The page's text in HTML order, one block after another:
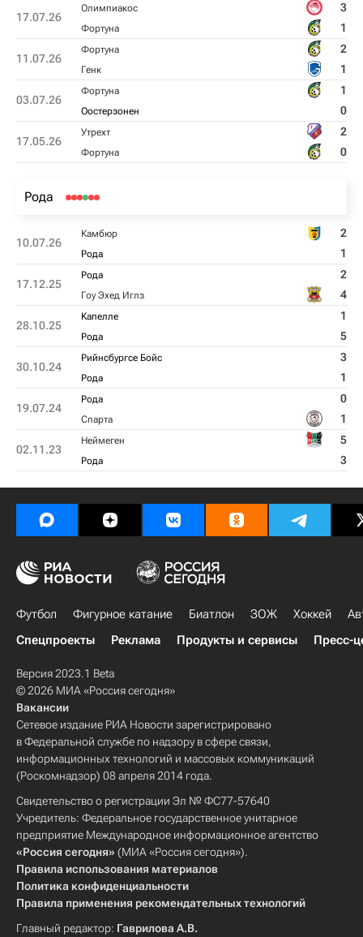
17.07.26
Олимпиакос 3
Фортуна 1
11.07.26
Фортуна 2
Генк 1
03.07.26
Фортуна 1
Оостерзонен 0
17.05.26
Утрехт 2
Фортуна 0
Рода
10.07.26
Камбюр 2
Рода 1
17.12.25
Рода 2
Гоу Эхед Иглз 4
28.10.25
Kапелле 1
Рода 5
30.10.24
Рийнсбургсе Бойс 3
Рода 1
19.07.24
Рода 0
Спарта 1
02.11.23
Неймеген 5
Рода 3
Футбол Фигурное катание Биатлон ЗОЖ Хоккей
Спецпроекты
Реклама Продукты и сервисы Пресс-
Версия 2023.1 Beta
© 2026 МИА «Россия сегодня»
Вакансии
Сетевое издание РИА Новости зарегистрировано
в Федеральной службе по надзору в сфере связи,
информационных технологий и массовых коммуникаций
(Роскомнадзор) 08 апреля 2014 года.
Свидетельство о регистрации Эл № ФС77-57640
Учредитель: Федеральное государственное унитарное
предприятие Международное информационное агентство
«Россия сегодня» (МИА «Россия сегодня»).
Правила использования материалов
Политика конфиденциальности
Правила применения рекомендательных технологий
Главный редактор: Гаврилова А.В.